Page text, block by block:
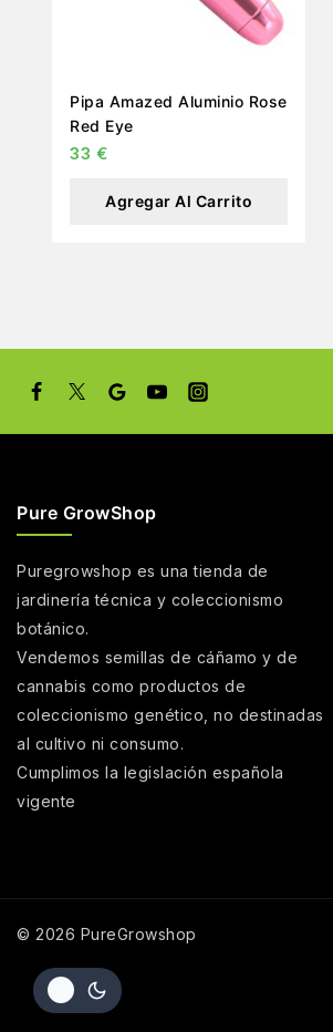
Pipa Amazed Aluminio Rose
Red Eye
33 €
Agregar Al Carrito
Pure GrowShop
Puregrowshop es una tienda de
jardinería técnica y coleccionismo
botánico.
Vendemos semillas de cáñamo y de
cannabis como productos de
coleccionismo genético, no destinadas
al cultivo ni consumo.
Cumplimos la legislación española
vigente
© 2026 PureGrowshop